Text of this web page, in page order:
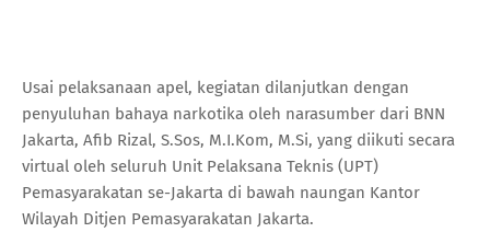
Usai pelaksanaan apel, kegiatan dilanjutkan dengan
penyuluhan bahaya narkotika oleh narasumber dari BNN
Jakarta, Afib Rizal, S.Sos, M.I.Kom, M.Si, yang diikuti secara
virtual oleh seluruh Unit Pelaksana Teknis (UPT)
Pemasyarakatan se-Jakarta di bawah naungan Kantor
Wilayah Ditjen Pemasyarakatan Jakarta.